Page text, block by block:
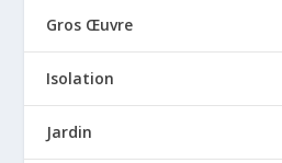
Gros Œuvre
Isolation
Jardin